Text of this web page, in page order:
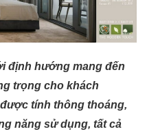
định hướng mang đến
trọng cho khách
tính thông thoáng,
năng sử dụng, tất cả